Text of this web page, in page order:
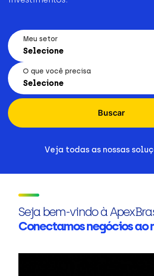
Meu setor
Selecione
O que você precisa
Selecione
Buscar
Veja todas as nossas
Seja bem-vindo à
Conectamos negócios ao